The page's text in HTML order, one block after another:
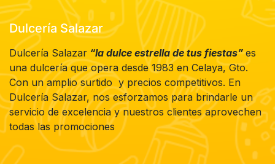
Dulcería Salazar
Dulcería Salazar “la dulce estrella de tus fiestas”es
una dulcería que opera desde 1983 en Celaya, Gto.
Con un amplio surtido y precios competitivos. En
Dulcería Salazar, nos esforzamos para brindarle un
servicio de excelencia y nuestros clientes aprovechen
todas las promociones